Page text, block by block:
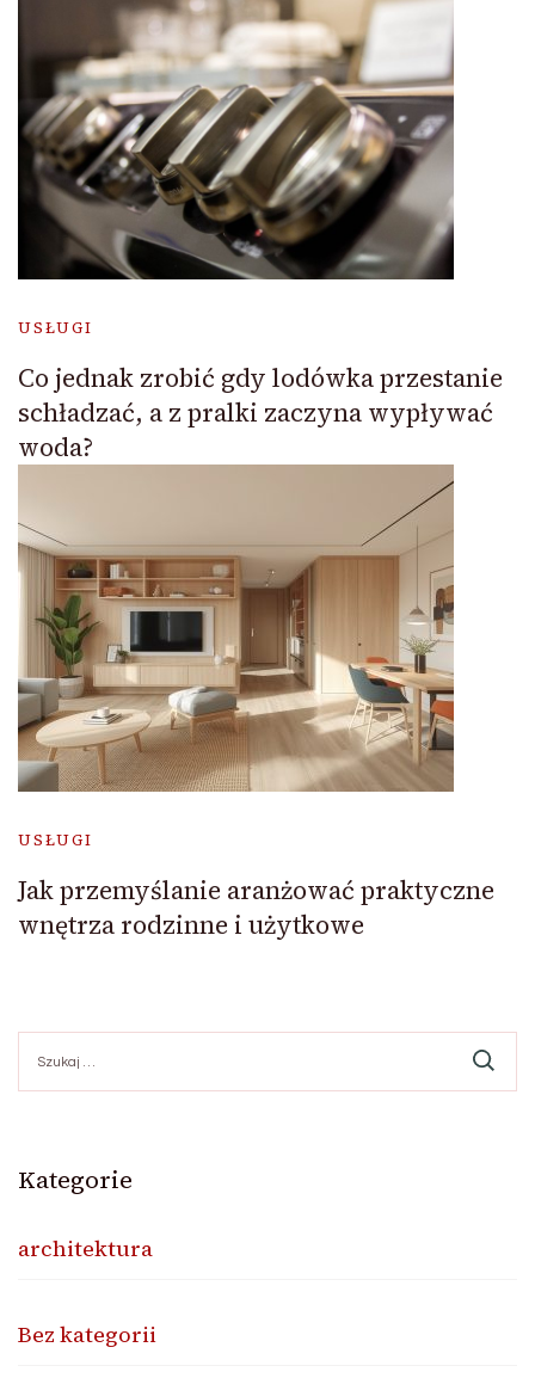
USŁUGI
Co jednak zrobić gdy lodówka przestanie
schładzać, a z pralki zaczyna wypływać
woda?
USŁUGI
Jak przemyślanie aranżować praktyczne
wnętrza rodzinne i użytkowe
Kategorie
architektura
Bez kategorii